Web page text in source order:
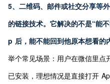
5、二维码、邮件或社交分享等
的链接技术。它解决的不是“能
p 后，能不能回到他原本想看的
举个常见场景：用户在微信里
已安装，理想情况是直接打开